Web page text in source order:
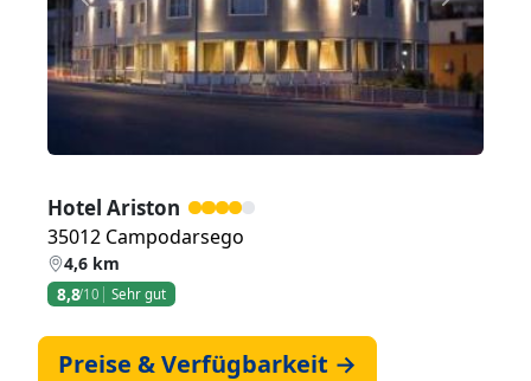
Hotel Ariston
35012 Campodarsego
4,6 km
8,8/10 Sehr gut
Preise & Verfügbarkeit →